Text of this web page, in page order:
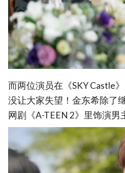
而两位演员在《SKY Castle
没让大家失望！金东希除了
网剧《A-TEEN 2》里饰演男